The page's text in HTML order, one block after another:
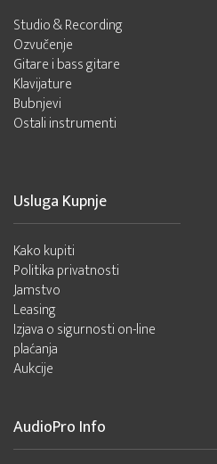
Studio & Recording
Ozvučenje
Gitare i bass gitare
Klavijature
Bubnjevi
Ostali instrumenti
Usluga Kupnje
Kako kupiti
Politika privatnosti
Jamstvo
Leasing
Izjava o sigurnosti on-line
plaćanja
Aukcije
AudioPro Info